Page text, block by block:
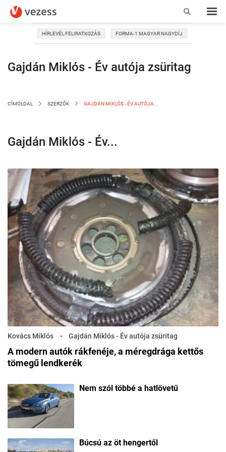
HÍRLEVÉL FELIRATKOZÁS FORMA-1 MAGYAR NAGYDÍJ
Gajdán Miklós - Év autója zsüritag
CÍMOLDAL SZERZŐK GAJDÁN MIKLÓS - ÉV AUTÓJA...
Gajdán Miklós - Év...
Kovács Miklós Gajdán Miklós - Év autója zsüritag
A modern autók rákfenéje, a méregdrága kettős
tömegű lendkerék
Nem szól többé a hatlövetű
Búcsú az öt hengertől